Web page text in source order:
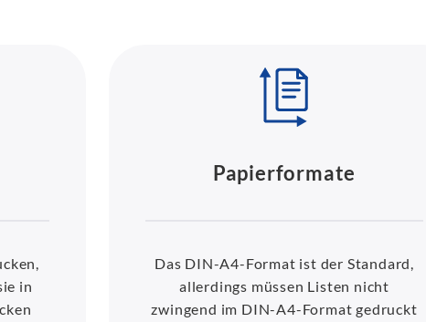
in
Papierformate
Das DIN-A4-Format ist der Standard,
allerdings müssen Listen nicht
zwingend im DIN-A4-Format gedruckt